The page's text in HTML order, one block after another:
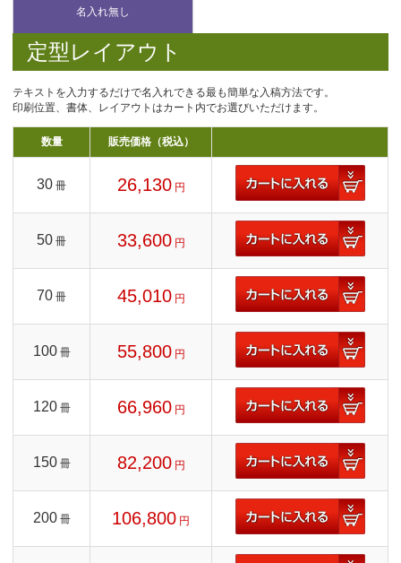
定型レイアウト
テキストを入力するだけで名入れできる最も簡単な入稿方法です。
印刷位置、書体、レイアウトはカート内でお選びいただけます。
数量 販売価格（税込）
30 冊 26,130 円
50 冊 33,600 円
70 冊 45,010 円
100 冊 55,800 円
120 冊 66,960 円
150 冊 82,200 円
200 冊 106,800 円